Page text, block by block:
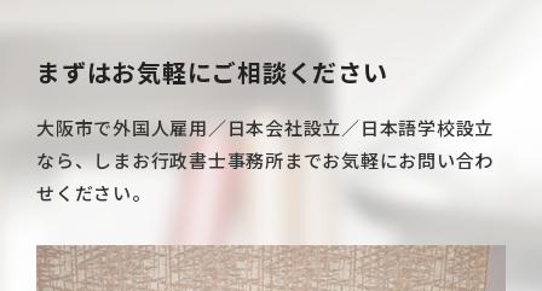
まずはお気軽にご相談ください
大阪市で外国人雇用／日本会社設立／日本語学校設立
なら、しまお行政書士事務所までお気軽にお問い合わ
せください。